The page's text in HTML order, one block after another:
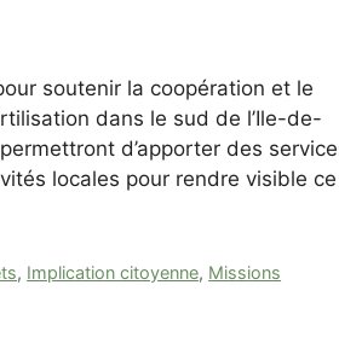
soutenir la coopération et le
dans le sud de l’Ile-de-
d’apporter des
locales pour rendre visible
, Implication citoyenne, Missions